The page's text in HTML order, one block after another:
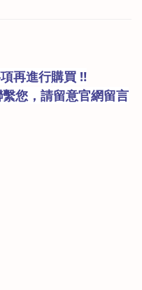
再進行購買 ‼️
您，請留意官網留言